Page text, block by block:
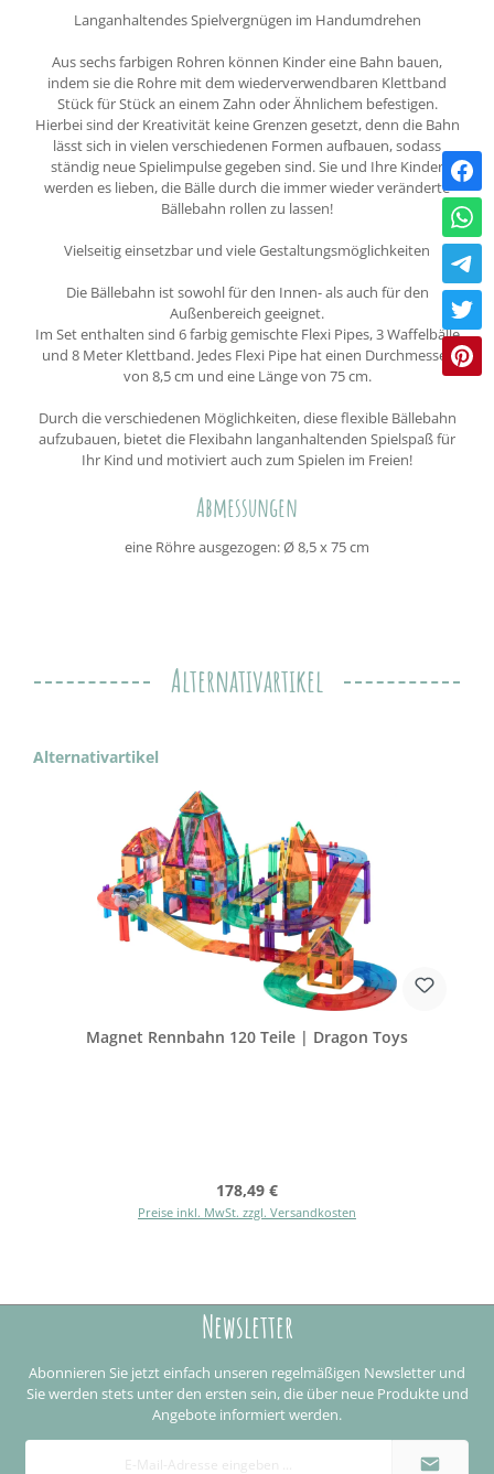
Langanhaltendes Spielvergnügen im Handumdrehen
Aus sechs farbigen Rohren können Kinder eine Bahn bauen,
indem sie die Rohre mit dem wiederverwendbaren Klettband
Stück für Stück an einem Zahn oder Ähnlichem befestigen.
Hierbei sind der Kreativität keine Grenzen gesetzt, denn die Bahn
lässt sich in vielen verschiedenen Formen aufbauen, sodass
ständig neue Spielimpulse gegeben sind. Sie und Ihre Kinder
werden es lieben, die Bälle durch die immer wieder veränderte
Bällebahn rollen zu lassen!
Vielseitig einsetzbar und viele Gestaltungsmöglichkeiten
Die Bällebahn ist sowohl für den Innen- als auch für den
Außenbereich geeignet.
Im Set enthalten sind 6 farbig gemischte Flexi Pipes, 3 Waffelbälle
und 8 Meter Klettband. Jedes Flexi Pipe hat einen Durchmesser
von 8,5 cm und eine Länge von 75 cm.
Durch die verschiedenen Möglichkeiten, diese flexible Bällebahn
aufzubauen, bietet die Flexibahn langanhaltenden Spielspaß für
Ihr Kind und motiviert auch zum Spielen im Freien!
Abmessungen
eine Röhre ausgezogen: Ø 8,5 x 75 cm
Alternativartikel
Produktgalerie überspringen
Alternativartikel
Magnet Rennbahn 120 Teile | Dragon Toys
Regulärer Preis:
178,49 €
Preise inkl. MwSt. zzgl. Versandkosten
Newsletter
Abonnieren Sie jetzt einfach unseren regelmäßigen Newsletter und
Sie werden stets unter den ersten sein, die über neue Produkte und
Angebote informiert werden.
E-